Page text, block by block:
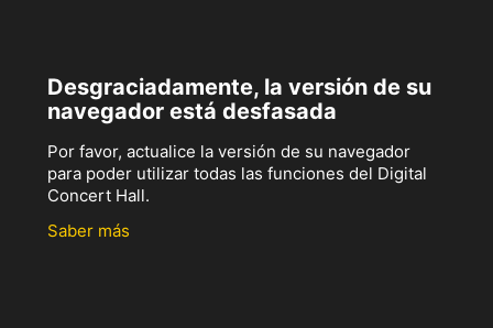
Desgraciadamente, la versión de su
navegador está desfasada
Por favor, actualice la versión de su navegador
para poder utilizar todas las funciones del Digital
Concert Hall.
Saber más